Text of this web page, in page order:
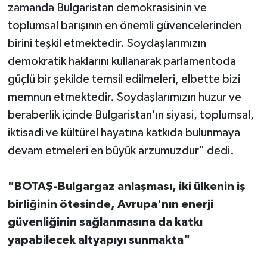
zamanda Bulgaristan demokrasisinin ve
toplumsal barışının en önemli güvencelerinden
birini teşkil etmektedir. Soydaşlarımızın
demokratik haklarını kullanarak parlamentoda
güçlü bir şekilde temsil edilmeleri, elbette bizi
memnun etmektedir. Soydaşlarımızın huzur ve
beraberlik içinde Bulgaristan'ın siyasi, toplumsal,
iktisadi ve kültürel hayatına katkıda bulunmaya
devam etmeleri en büyük arzumuzdur" dedi.
"BOTAŞ-Bulgargaz anlaşması, iki ülkenin iş
birliğinin ötesinde, Avrupa'nın enerji
güvenliğinin sağlanmasına da katkı
yapabilecek altyapıyı sunmakta"